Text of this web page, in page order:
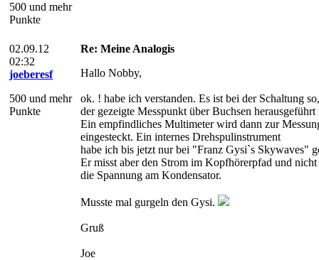
500 und mehr
Punkte
02.09.12
02:32
joeberesf
500 und mehr
Punkte
Re: Meine Analogis
Hallo Nobby,
ok. ! habe ich verstanden. Es ist bei der Schaltung
der gezeigte Messpunkt über Buchsen
Ein empfindliches Multimeter wird dann zur
eingesteckt. Ein internes Drehspulinstrument
habe ich bis jetzt nur bei "Franz Gysi`s Skywaves"
Er misst aber den Strom im Kopfhörerpfad und nicht
die Spannung am Kondensator.
Musste mal gurgeln den Gysi.
Gruß
Joe